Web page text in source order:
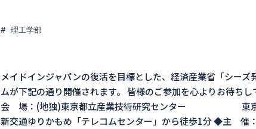
理工学部
メイドインジャパンの復活を目標とした、経済産業省「シー
ムが下記の通り開催されます。 皆様のご参加を心よりお待
会 場：(地独)東京都立産業技術研究センター 東京都
新交通ゆりかもめ「テレコムセンター」から徒歩1分 ◆主